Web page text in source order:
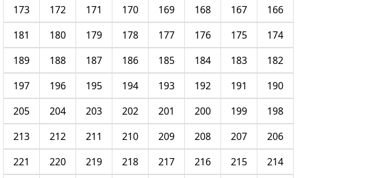
166
167
168
169
170
171
172
173
174
175
176
177
178
179
180
181
182
183
184
185
186
187
188
189
190
191
192
193
194
195
196
197
198
199
200
201
202
203
204
205
206
207
208
209
210
211
212
213
214
215
216
217
218
219
220
221